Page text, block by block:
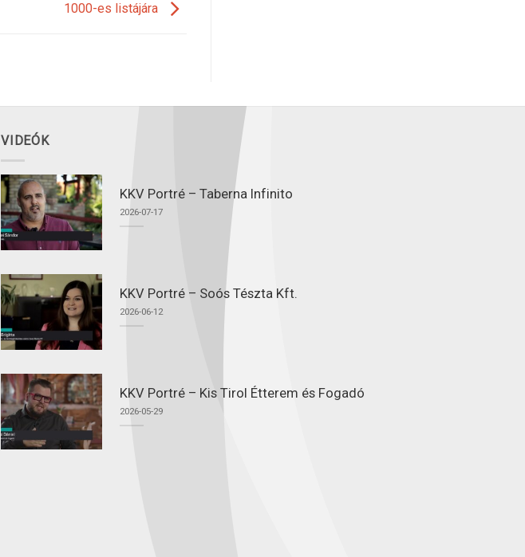
1000-es listájára
VIDEÓK
KKV Portré – Taberna Infinito
2026-07-17
KKV Portré – Soós Tészta Kft.
2026-06-12
KKV Portré – Kis Tirol Étterem és Fogadó
2026-05-29